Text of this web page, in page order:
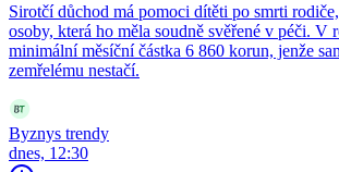
Sirotčí důchod má pomoci dítěti po smrti
osoby, která ho měla soudně svěřené v péči. V
minimální měsíční částka 6 860 korun, jenže
zemřelému nestačí.
Byznys trendy
dnes, 12:30